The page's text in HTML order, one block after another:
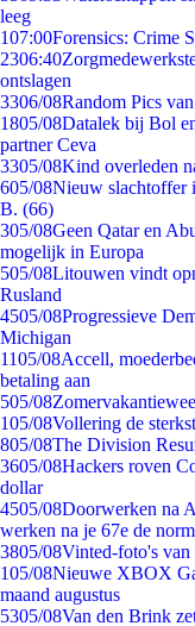
leeg
107:00Forensics: Crime
2306:40
ontslagen
3306/08Random Pics
1805/08Datalek bij Bol
partner Ceva
3305/08Kind overleden
605/08Nieuw slachtoffer
B. (66)
305/08Geen Qatar en
mogelijk in Europa
505/08Litouwen vindt
Rusland
4505/08Progressieve
Michigan
1105/08Accell,
betaling aan
505/08
105/08Vollering de
805/08The Division
3605/08Hackers roven
dollar
4505/08Doorwerken na
werken na je 67e de
3805/08Vinted-foto's van
105/08Nieuwe XBOX
maand augustus
5305/08Van den Brink